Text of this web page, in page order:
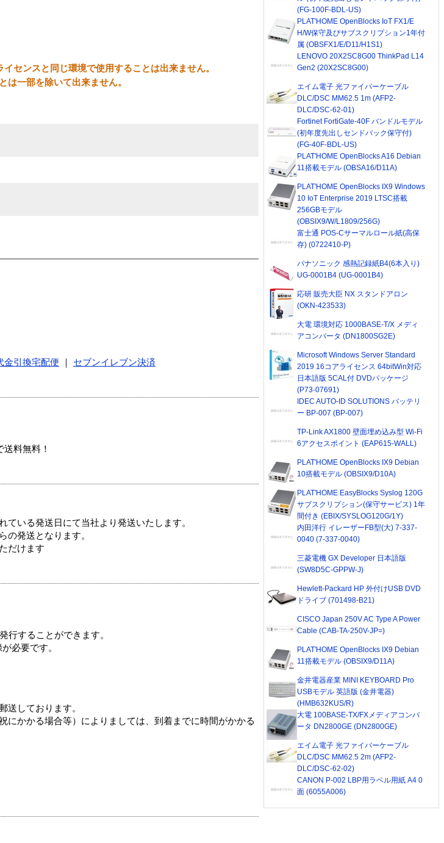
センスと同じ環境で使用することは出来ません。
は一部を除いて出来ません。
金引換宅配便
セブンイレブン決済
料無料！
いる発送日にて当社より発送いたします。
の発送となります。
だけます
行することができます。
必要です。
送しております。
にかかる場合等）によりましては、到着までに時間がかかる
(FG-100F-BDL-US)
PLAT'HOME OpenBlocks IoT FX1/E
H/W保守及びサブスクリプション1年付
属 (OBSFX1/E/D11/H1S1)
LENOVO 20X2SC8G00 ThinkPad L14
Gen2 (20X2SC8G00)
エイム電子 光ファイバーケーブル
DLC/DSC MM62.5 1m (AFP2-
DLC/DSC-62-01)
Fortinet FortiGate-40F バンドルモデル
(初年度先出しセンドバック保守付)
(FG-40F-BDL-US)
PLAT'HOME OpenBlocks A16 Debian
11搭載モデル (OBSA16/D11A)
PLAT'HOME OpenBlocks IX9 Windows
10 IoT Enterprise 2019 LTSC搭載
256GBモデル
(OBSIX9/W/L1809/256G)
富士通 POS-Cサーマルロール紙(高保
存) (0722410-P)
パナソニック 感熱記録紙B4(6本入り)
UG-0001B4 (UG-0001B4)
応研 販売大臣 NX スタンドアロン
(OKN-423533)
大電 環境対応 1000BASE-T/X メディ
アコンバータ (DN1800SG2E)
Microsoft Windows Server Standard
2019 16コアライセンス 64bitWin対応
日本語版 5CAL付 DVDパッケージ
(P73-07691)
IDEC AUTO-ID SOLUTIONS バッテリ
ー BP-007 (BP-007)
TP-Link AX1800 壁面埋め込み型 Wi-Fi
6アクセスポイント (EAP615-WALL)
PLAT'HOME OpenBlocks IX9 Debian
10搭載モデル (OBSIX9/D10A)
PLAT'HOME EasyBlocks Syslog 120G
サブスクリプション(保守サービス) 1年
間付き (EBIX/SYSLOG120G/1Y)
内田洋行 イレーザーFB型(大) 7-337-
0040 (7-337-0040)
三菱電機 GX Developer 日本語版
(SW8D5C-GPPW-J)
Hewlett-Packard HP 外付けUSB DVD
ドライブ (701498-B21)
CISCO Japan 250V AC Type A Power
Cable (CAB-TA-250V-JP=)
PLAT'HOME OpenBlocks IX9 Debian
11搭載モデル (OBSIX9/D11A)
金井電器産業 MINI KEYBOARD Pro
USBモデル 英語版 (金井電器)
(HMB632KUS/R)
大電 100BASE-TX/FXメディアコンバ
ータ DN2800GE (DN2800GE)
エイム電子 光ファイバーケーブル
DLC/DSC MM62.5 2m (AFP2-
DLC/DSC-62-02)
CANON P-002 LBP用ラベル用紙 A4 0
面 (6055A006)